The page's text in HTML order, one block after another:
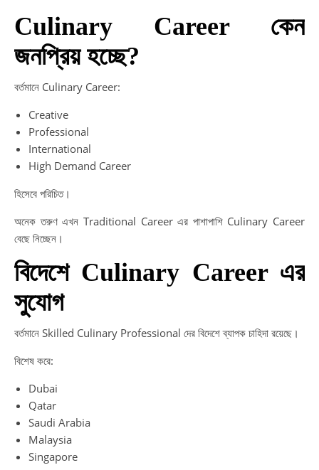
Culinary Career কেন
জনপ্রিয় হচ্ছে?
বর্তমানে Culinary Career:
Creative
Professional
International
High Demand Career
হিসেবে পরিচিত।
অনেক তরুণ এখন Traditional Career এর পাশাপাশি Culinary Career
বেছে নিচ্ছেন।
বিদেশে Culinary Career এর
সুযোগ
বর্তমানে Skilled Culinary Professional দের বিদেশে ব্যাপক চাহিদা রয়েছে।
বিশেষ করে:
Dubai
Qatar
Saudi Arabia
Malaysia
Singapore